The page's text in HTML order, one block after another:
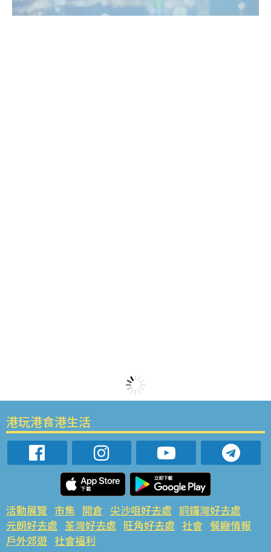
港玩港食港生活
活動展覽 市集 開倉 尖沙咀好去處 銅鑼灣好去處
元朗好去處 荃灣好去處 旺角好去處 社會 餐廳情報
戶外郊遊 社會福利